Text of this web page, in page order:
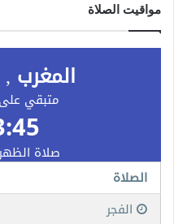
مواقيت الصلاة